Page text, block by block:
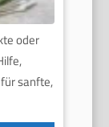
oder
sanfte,